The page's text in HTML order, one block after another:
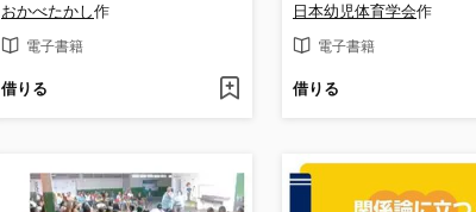
おかべたかし作
電子書籍
借りる
日本幼児体育学会作
電子書籍
借りる